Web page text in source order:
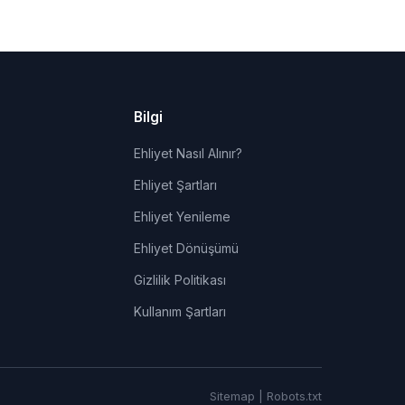
Bilgi
Ehliyet Nasıl Alınır?
Ehliyet Şartları
Ehliyet Yenileme
Ehliyet Dönüşümü
Gizlilik Politikası
Kullanım Şartları
Sitemap Robots.txt